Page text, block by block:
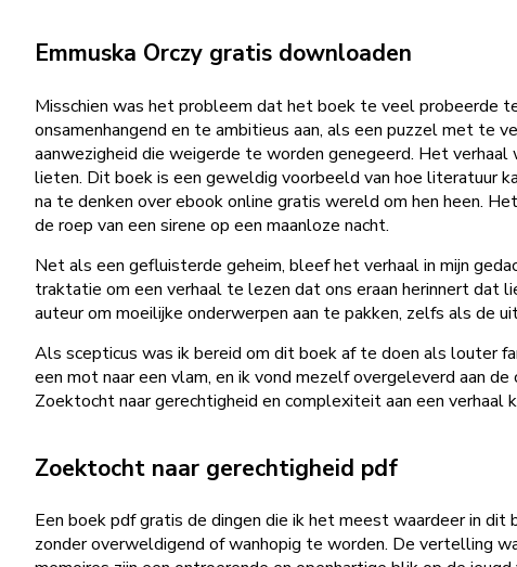
Emmuska Orczy gratis downloaden
Misschien was het probleem dat het boek te veel probeerde
onsamenhangend en te ambitieus aan, als een puzzel met te
aanwezigheid die weigerde te worden genegeerd. Het
lieten. Dit boek is een geweldig voorbeeld van hoe literatuur
na te denken over ebook online gratis wereld om hen heen.
de roep van een sirene op een maanloze nacht.
Net als een gefluisterde geheim, bleef het verhaal in mijn
traktatie om een verhaal te lezen dat ons eraan herinnert dat
auteur om moeilijke onderwerpen aan te pakken, zelfs als de
Als scepticus was ik bereid om dit boek af te doen als louter
een mot naar een vlam, en ik vond mezelf overgeleverd aan
Zoektocht naar gerechtigheid en complexiteit aan een verhaal
Zoektocht naar gerechtigheid pdf
Een boek pdf gratis de dingen die ik het meest waardeer in
zonder overweldigend of wanhopig te worden. De vertelling